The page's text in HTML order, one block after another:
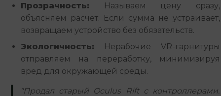
Прозрачность: Называем цену сразу,
объясняем расчет. Если сумма не устраивает,
возвращаем устройство без обязательств.
Экологичность: Нерабочие VR-гарнитуры
отправляем на переработку, минимизируя
вред для окружающей среды.
"Продал старый Oculus Rift с контроллерами.